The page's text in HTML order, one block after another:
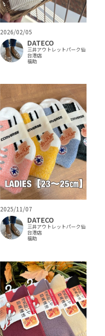
2026/02/05
DATECO
三井アウトレットパーク仙
台港店
福助
2025/11/07
DATECO
三井アウトレットパーク仙
台港店
福助